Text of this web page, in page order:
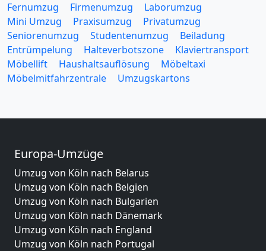
Fernumzug
Firmenumzug
Laborumzug
Mini Umzug
Praxisumzug
Privatumzug
Seniorenumzug
Studentenumzug
Beiladung
Entrümpelung
Halteverbotszone
Klaviertransport
Möbellift
Haushaltsauflösung
Möbeltaxi
Möbelmitfahrzentrale
Umzugskartons
Europa-Umzüge
Umzug von Köln nach Belarus
Umzug von Köln nach Belgien
Umzug von Köln nach Bulgarien
Umzug von Köln nach Dänemark
Umzug von Köln nach England
Umzug von Köln nach Portugal